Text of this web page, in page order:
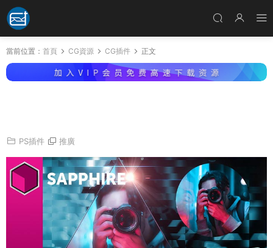
當前位置： 首頁 CG資源 CG插件 正文
PS插件 推廣